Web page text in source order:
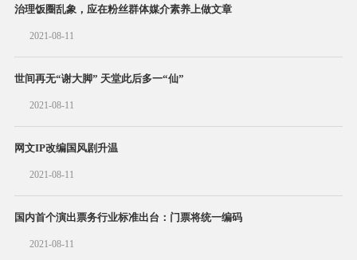
治理饭圈乱象，应在粉丝群体媒介素养上做文章
2021-08-11
世间再无“谢大脚” 天堂此后多一“仙”
2021-08-11
网文IP改编国风剧升温
2021-08-11
国内首个演出票务行业标准出台：门票将统一编码
2021-08-11